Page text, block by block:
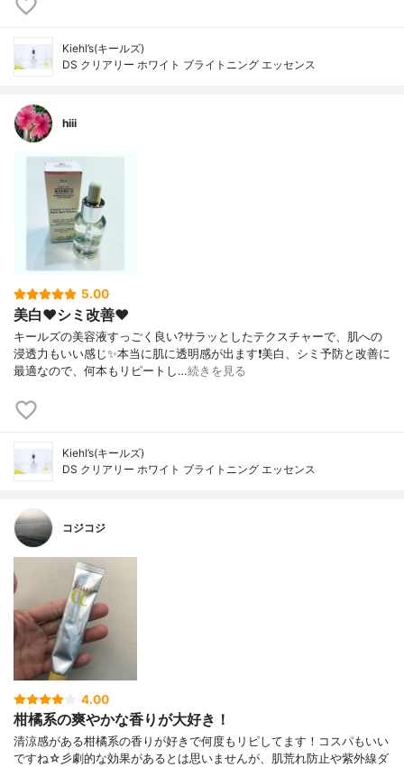
Kiehl’s(キールズ)
DS クリアリー ホワイト ブライトニング エッセンス
hiii
5.00
美白❤️シミ改善❤️
キールズの美容液すっごく良い?サラッとしたテクスチャーで、肌への
浸透力もいい感じ✨本当に肌に透明感が出ます❗️美白、シミ予防と改善に
最適なので、何本もリピートし…続きを見る
Kiehl’s(キールズ)
DS クリアリー ホワイト ブライトニング エッセンス
コジコジ
4.00
柑橘系の爽やかな香りが大好き！
清涼感がある柑橘系の香りが好きで何度もリピしてます！コスパもいい
ですね☆彡劇的な効果があるとは思いませんが、肌荒れ防止や紫外線ダ